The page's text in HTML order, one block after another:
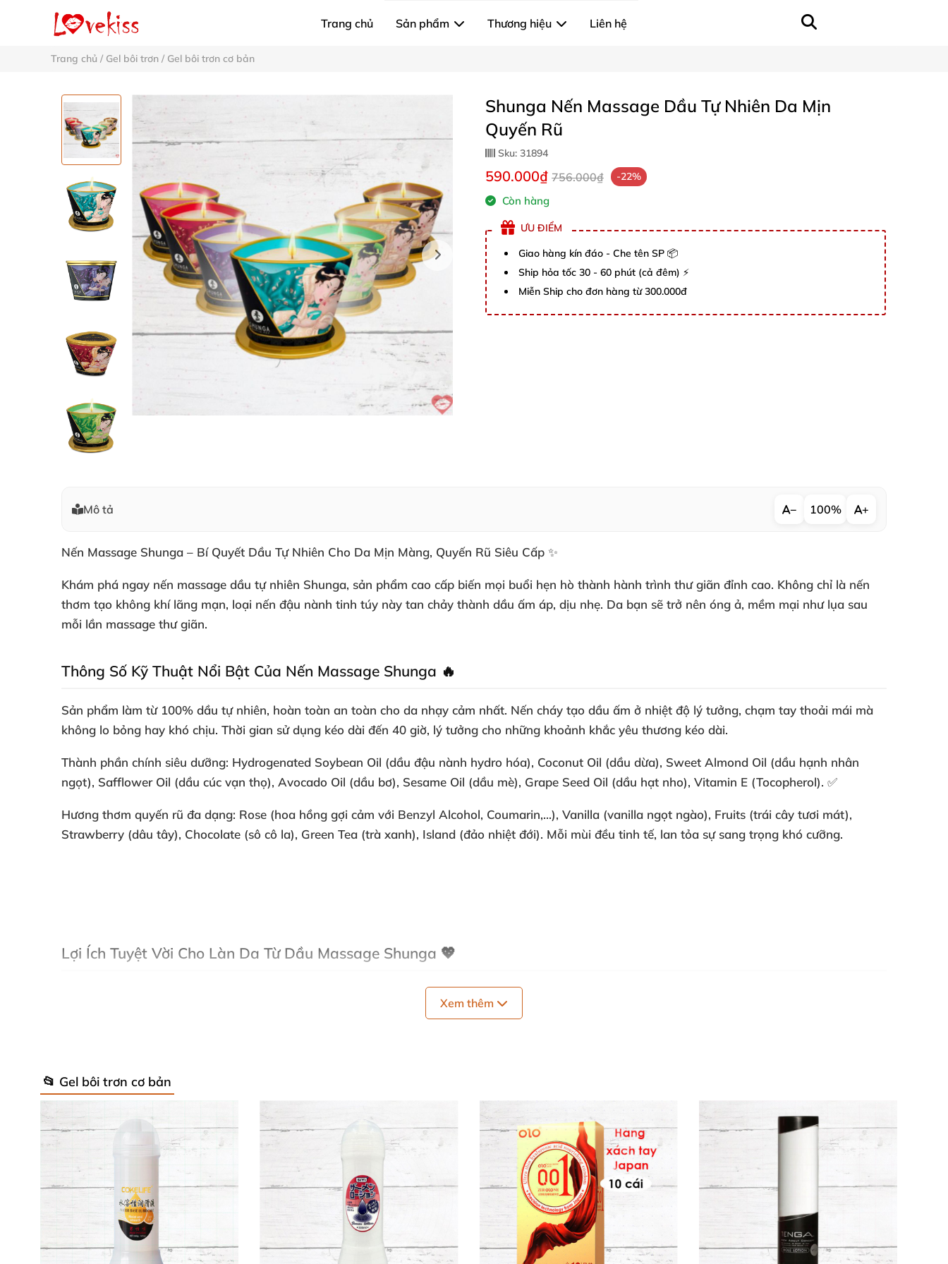
Trang chủ Sản phẩm Thương hiệu Liên hệ
Trang chủ / Gel bôi trơn / Gel bôi trơn cơ bản
Shunga Nến Massage Dầu Tự Nhiên Da Mịn
Quyến Rũ
Sku: 31894
590.000₫ 756.000₫ -22%
Còn hàng
ƯU ĐIỂM
Giao hàng kín đáo - Che tên SP 📦
Ship hỏa tốc 30 - 60 phút (cả đêm) ⚡
Miễn Ship cho đơn hàng từ 300.000đ
Mô tả − 100% +
Nến Massage Shunga – Bí Quyết Dầu Tự Nhiên Cho Da Mịn Màng, Quyến Rũ Siêu Cấp ✨
Khám phá ngay nến massage dầu tự nhiên Shunga, sản phẩm cao cấp biến mọi buổi hẹn hò thành hành trình thư giãn đỉnh cao. Không chỉ là nến
thơm tạo không khí lãng mạn, loại nến đậu nành tinh túy này tan chảy thành dầu ấm áp, dịu nhẹ. Da bạn sẽ trở nên óng ả, mềm mại như lụa sau
mỗi lần massage thư giãn.
Thông Số Kỹ Thuật Nổi Bật Của Nến Massage Shunga 🔥
Sản phẩm làm từ 100% dầu tự nhiên, hoàn toàn an toàn cho da nhạy cảm nhất. Nến cháy tạo dầu ấm ở nhiệt độ lý tưởng, chạm tay thoải mái mà
không lo bỏng hay khó chịu. Thời gian sử dụng kéo dài đến 40 giờ, lý tưởng cho những khoảnh khắc yêu thương kéo dài.
Thành phần chính siêu dưỡng: Hydrogenated Soybean Oil (dầu đậu nành hydro hóa), Coconut Oil (dầu dừa), Sweet Almond Oil (dầu hạnh nhân
ngọt), Safflower Oil (dầu cúc vạn thọ), Avocado Oil (dầu bơ), Sesame Oil (dầu mè), Grape Seed Oil (dầu hạt nho), Vitamin E (Tocopherol). ✅
Hương thơm quyến rũ đa dạng: Rose (hoa hồng gợi cảm với Benzyl Alcohol, Coumarin,...), Vanilla (vanilla ngọt ngào), Fruits (trái cây tươi mát),
Strawberry (dâu tây), Chocolate (sô cô la), Green Tea (trà xanh), Island (đảo nhiệt đới). Mỗi mùi đều tinh tế, lan tỏa sự sang trọng khó cưỡng.
Lợi Ích Tuyệt Vời Cho Làn Da Từ Dầu Massage Shunga 💖
Dầu massage tự nhiên Shunga không tắc nghẽn lỗ chân lông, để lại da mềm mịn, tràn đầy sức sống. Hoàn hảo cho massage thân mật cặp đôi hoặc
chăm sóc da hàng ngày. Với vitamin E chống oxy hóa mạnh mẽ, sản phẩm dưỡng ẩm sâu, làm da săn chắc, quyến rũ hơn bao giờ hết.
Tại Sao Nến Dầu Massage Shunga Là "Must-Have" Cho Phái Đẹp? 🌟
Nến dầu Shunga biến mọi khoảnh khắc thành sự sang trọng đỉnh cao. Dầu tan chảy ấm áp, thoa đều dễ dàng, nuôi dưỡng da từ bên trong mà
không gây khô ráp. Sản phẩm dầu dưỡng tự nhiên này phù hợp tự thưởng bản thân hoặc tăng thêm lửa cho mối quan hệ.
Nhận Xét Từ Khách Hàng Thực Tế 😍
Lan Anh (Hà Nội)
: "Nến Shunga siêu đỉnh! Dầu tan ấm mịn màng, da em mềm mại óng ả ngay lần đầu dùng. Hương hoa hồng quyến rũ, hubby
Xem thêm
📂 Gel bôi trơn cơ bản